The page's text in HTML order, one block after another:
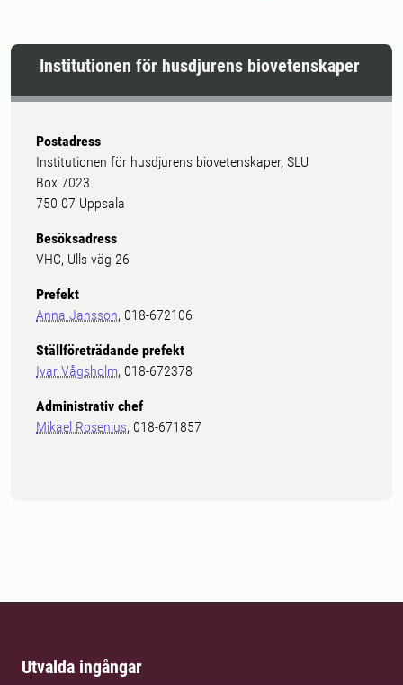
Institutionen för husdjurens biovetenskaper
Postadress
Institutionen för husdjurens biovetenskaper, SLU
Box 7023
750 07 Uppsala
Besöksadress
VHC, Ulls väg 26
Prefekt
Anna Jansson, 018-672106
Ställföreträdande prefekt
Ivar Vågsholm, 018-672378
Administrativ chef
Mikael Rosenius, 018-671857
Utvalda ingångar